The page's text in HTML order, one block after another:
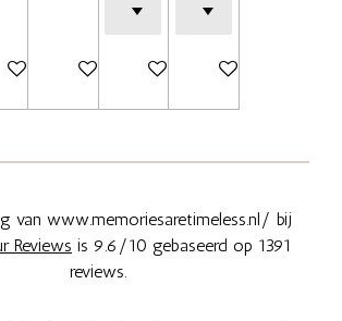
winkelwagenIn winkelwagenIn winkelwagenIn winkelwagen
van www.memoriesaretimeless.nl/ bij
Reviews is 9.6/10 gebaseerd op 1391
reviews.